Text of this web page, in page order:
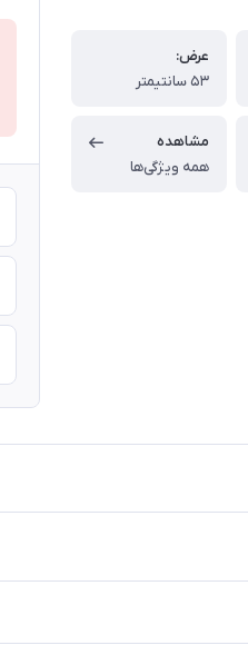
عرض:
۵۳ سانتیمتر
مشاهده
همه ویژگی‌ها